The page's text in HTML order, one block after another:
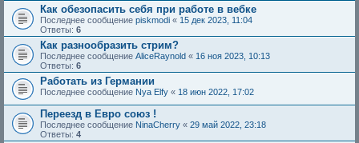
Как обезопасить себя при работе в вебке
Последнее сообщение piskmodi « 15 дек 2023, 11:04
Ответы: 6
Как разнообразить стрим?
Последнее сообщение AliceRaynold « 16 ноя 2023, 10:13
Ответы: 6
Работать из Германии
Последнее сообщение Nya Elfy « 18 июн 2022, 17:02
Переезд в Евро союз !
Последнее сообщение NinaCherry « 29 май 2022, 23:18
Ответы: 4